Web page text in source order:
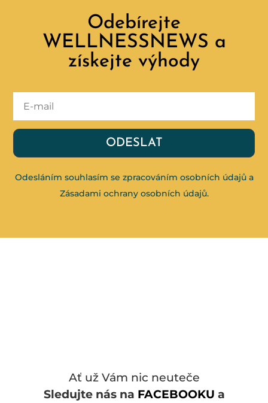
Odebírejte
WELLNESSNEWS a
získejte výhody
ODESLAT
Odesláním souhlasím se zpracováním osobních údajů a
Zásadami ochrany osobních údajů.
Ať už Vám nic neuteče
Sledujte nás na FACEBOOKU a